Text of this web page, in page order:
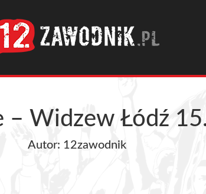
– Widzew Łódź
Autor: 12zawodnik